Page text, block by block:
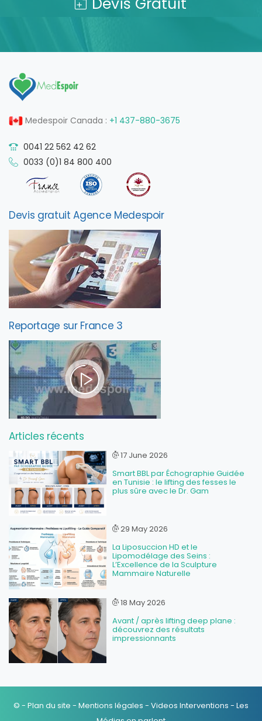
Medespoir Canada : +1 437-880-3675
0041 22 562 42 62
0033 (0)1 84 800 400
Devis gratuit Agence Medespoir
Reportage sur France 3
Articles récents
17 June 2026
Smart BBL par Échographie Guidée
en Tunisie : le lifting des fesses le
plus sûre avec le Dr. Gam
29 May 2026
La Liposuccion HD et le
Lipomodélage des Seins :
L’Excellence de la Sculpture
Mammaire Naturelle
18 May 2026
Avant / après lifting deep plane :
découvrez des résultats
impressionnants
© - Plan du site - Mentions légales - Videos Interventions - Les